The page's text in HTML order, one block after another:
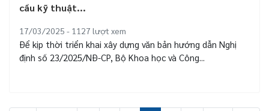
cầu kỹ thuật...
17/03/2025 - 1127 lượt xem
Để kịp thời triển khai xây dựng văn bản hướng dẫn Nghị
định số 23/2025/NĐ-CP, Bộ Khoa học và Công...